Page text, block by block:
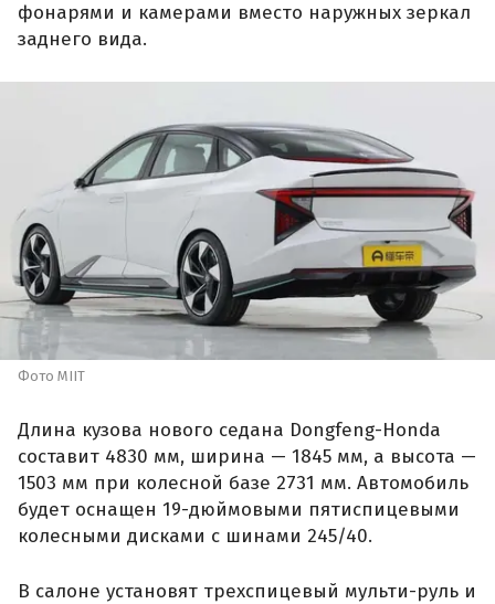
фонарями и камерами вместо наружных зеркал
заднего вида.
Фото MIIT
Длина кузова нового седана Dongfeng-Honda
составит 4830 мм, ширина — 1845 мм, а высота —
1503 мм при колесной базе 2731 мм. Автомобиль
будет оснащен 19-дюймовыми пятиспицевыми
колесными дисками с шинами 245/40.
В салоне установят трехспицевый мульти-руль и